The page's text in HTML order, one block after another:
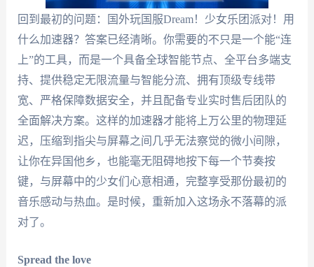
回到最初的问题：国外玩国服Dream！少女乐团派对！用
什么加速器？答案已经清晰。你需要的不只是一个能“连
上”的工具，而是一个具备全球智能节点、全平台多端支
持、提供稳定无限流量与智能分流、拥有顶级专线带
宽、严格保障数据安全，并且配备专业实时售后团队的
全面解决方案。这样的加速器才能将上万公里的物理延
迟，压缩到指尖与屏幕之间几乎无法察觉的微小间隙，
让你在异国他乡，也能毫无阻碍地按下每一个节奏按
键，与屏幕中的少女们心意相通，完整享受那份最初的
音乐感动与热血。是时候，重新加入这场永不落幕的派
对了。
Spread the love